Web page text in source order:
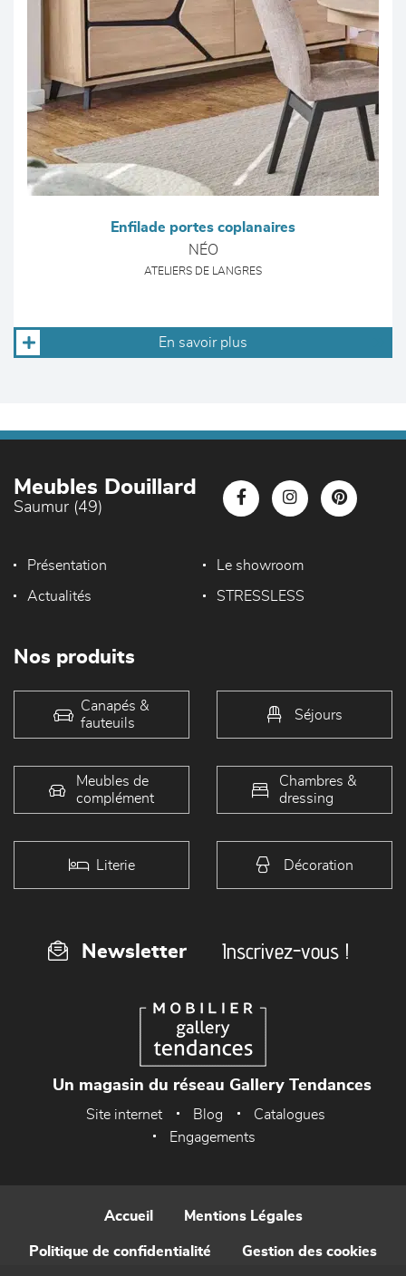
Enfilade portes coplanaires
NÉO
ATELIERS DE LANGRES
En savoir plus
Meubles Douillard
Saumur (49)
Présentation Le showroom
Actualités STRESSLESS
Nos produits
Canapés &
fauteuils
Séjours
Meubles de
complément
Chambres &
dressing
Literie Décoration
Newsletter Inscrivez-vous !
Un magasin du réseau Gallery Tendances
Site internet Blog
Catalogues
Engagements
Accueil Mentions Légales
Politique de confidentialité Gestion des cookies